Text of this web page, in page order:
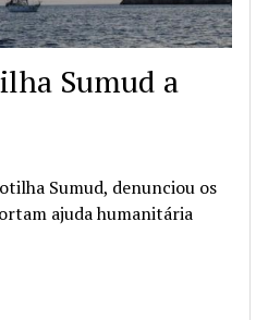
Sumud a
Sumud, denunciou os
ajuda humanitária